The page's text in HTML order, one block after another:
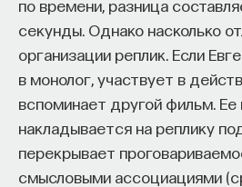
по времени, разница
секунды. Однако насколько
организации реплик. Если
в монолог, участвует в
вспоминает другой фильм. Ее
накладывается на реплику
перекрывает
смысловыми ассоциациями